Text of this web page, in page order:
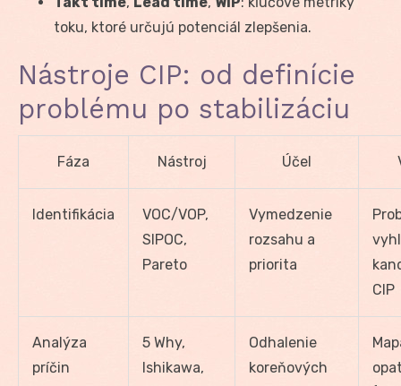
toku, ktoré určujú potenciál zlepšenia.
Nástroje CIP: od definície
problému po stabilizáciu
Fáza Nástroj Účel
Identifikácia
VOC/VOP,
SIPOC,
Pareto
Vymedzenie
rozsahu a
priorita
CIP
Analýza
príčin
5 Why,
Ishikawa,
Odhalenie
koreňových